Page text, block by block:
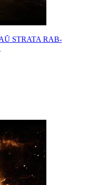
STRATA RAB-